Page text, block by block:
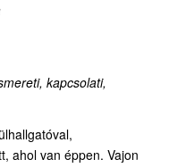
kapcsolati,
ahol van éppen. Vajon